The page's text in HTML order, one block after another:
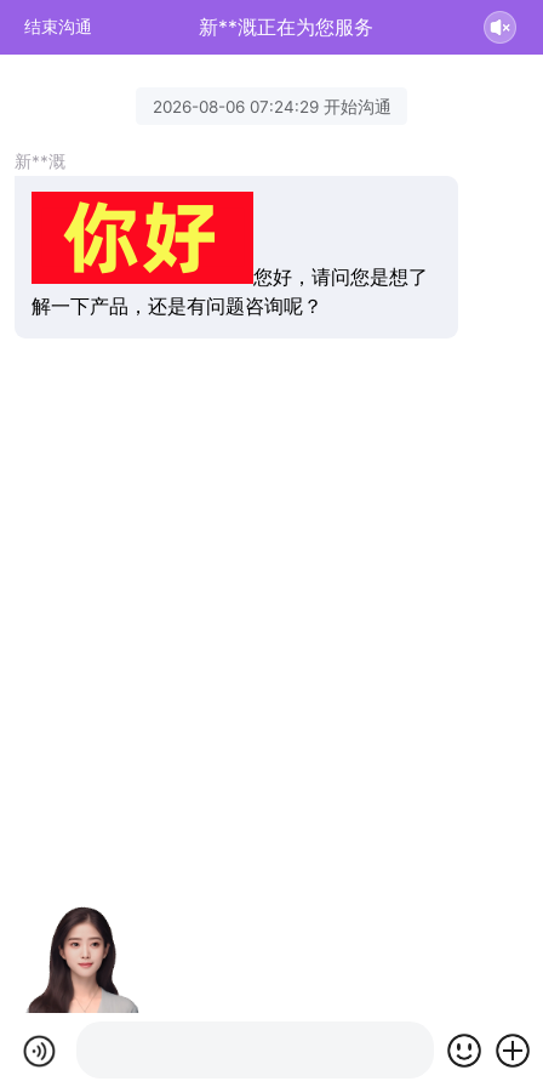
结束沟通 新**溉正在为您服务
2026-08-06 07:24:29 开始沟通
新**溉
您好，请问您是想了
解一下产品，还是有问题咨询呢？